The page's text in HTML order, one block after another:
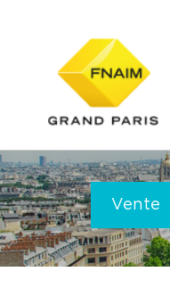
Offre
* Vente
Référence